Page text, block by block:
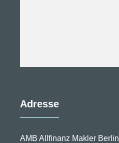
Adresse
AMB Allfinanz Makler Berlin